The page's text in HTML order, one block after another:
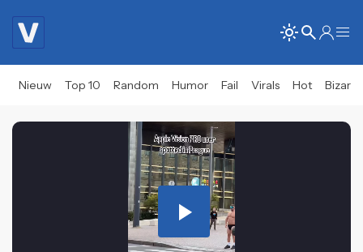
Nieuw Top 10 Random Humor Fail Virals Hot Bizar
Play